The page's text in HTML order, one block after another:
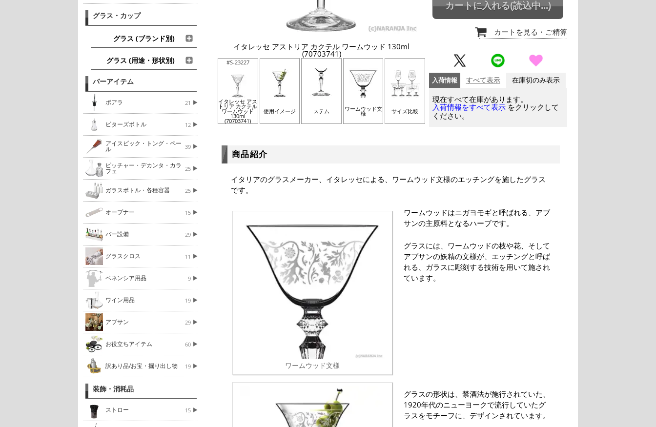
グラス・カップ
グラス (ブランド別)
グラス (用途・形状別)
バーアイテム
ポアラ 21
ビターズボトル 12
アイスピック・トング・ペー
ル 39
ピッチャー・デカンタ・カラ
フェ 25
ガラスボトル・各種容器 25
オープナー 15
バー設備 29
グラスクロス 11
ベネンシア用品 9
ワイン用品 19
アブサン 29
お役立ちアイテム 60
訳あり品/お宝・掘り出し物 19
装飾・消耗品
ストロー 15
イタレッセ アストリア カクテル ワームウッド 130ml
(70703741)
#S-23227
イタレッセ アス
トリア カクテル
ワームウッド
130ml
(70703741)
使用イメージ ステム ワームウッド文
様 サイズ比較
カートに入れる(読込中...)
カートを見る ・ご精算
入荷情報 すべて表示 在庫切のみ表示
現在すべて在庫があります。
入荷情報をすべて表示 をクリックして
ください。
商品紹介
イタリアのグラスメーカー、イタレッセによる、ワームウッド文様のエッチングを施したグラス
です。
ワームウッド文様
ワームウッドはニガヨモギと呼ばれる、アブ
サンの主原料となるハーブです。
グラスには、ワームウッドの枝や花、そして
アブサンの妖精の文様が、エッチングと呼ば
れる、ガラスに彫刻する技術を用いて施され
ています。
グラスの形状は、禁酒法が施行されていた、
1920年代のニューヨークで流行していたグ
ラスをモチーフに、デザインされています。